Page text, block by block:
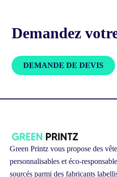
Demandez
DEMANDE DE DEVIS
Green Printz vous propose des
personnalisables et éco-
sourcés parmi des fabricants